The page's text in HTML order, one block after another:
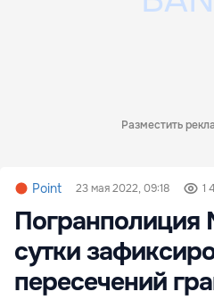
Разместить
Point 23 мая 2022, 09:18 1
сутки
пересечений